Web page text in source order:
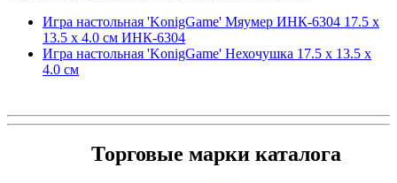
Игра настольная 'KonigGame' Мяумер ИНК-6304 17.5 х
13.5 х 4.0 см ИНК-6304
Игра настольная 'KonigGame' Нехочушка 17.5 х 13.5 х
4.0 см
Торговые марки каталога